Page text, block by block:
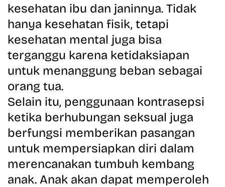
kesehatan ibu dan janinnya. Tidak
hanya kesehatan fisik, tetapi
kesehatan mental juga bisa
terganggu karena ketidaksiapan
untuk menanggung beban sebagai
orang tua.
Selain itu, penggunaan kontrasepsi
ketika berhubungan seksual juga
berfungsi memberikan pasangan
untuk mempersiapkan diri dalam
merencanakan tumbuh kembang
anak. Anak akan dapat memperoleh